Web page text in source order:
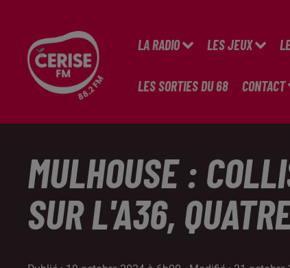
LA RADIO LES JEUX
LES SORTIES DU 68 CONTACT
MULHOUSE :
SUR L'A36,